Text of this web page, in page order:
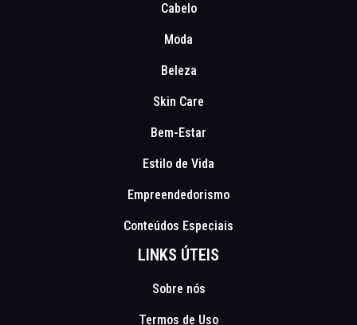
Cabelo
Moda
Beleza
Skin Care
Bem-Estar
Estilo de Vida
Empreendedorismo
Conteúdos Especiais
LINKS ÚTEIS
Sobre nós
Termos de Uso